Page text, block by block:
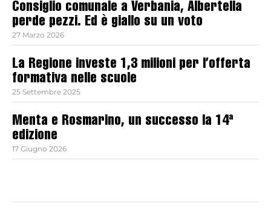
Consiglio comunale a Verbania, Albertella
perde pezzi. Ed è giallo su un voto
27 Marzo 2026
La Regione investe 1,3 milioni per l’offerta
formativa nelle scuole
25 Settembre 2025
Menta e Rosmarino, un successo la 14ª
edizione
17 Giugno 2026